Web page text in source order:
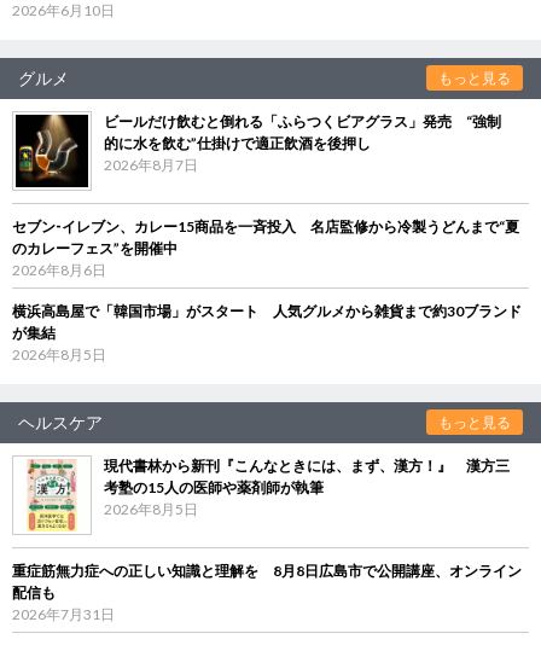
2026年6月10日
グルメ もっと見る
ビールだけ飲むと倒れる「ふらつくビアグラス」発売 “強制
的に水を飲む”仕掛けで適正飲酒を後押し
2026年8月7日
セブン‐イレブン、カレー15商品を一斉投入 名店監修から冷製うどんまで“夏
のカレーフェス”を開催中
2026年8月6日
横浜高島屋で「韓国市場」がスタート 人気グルメから雑貨まで約30ブランド
が集結
2026年8月5日
ヘルスケア もっと見る
現代書林から新刊『こんなときには、まず、漢方！』 漢方三
考塾の15人の医師や薬剤師が執筆
2026年8月5日
重症筋無力症への正しい知識と理解を 8月8日広島市で公開講座、オンライン
配信も
2026年7月31日